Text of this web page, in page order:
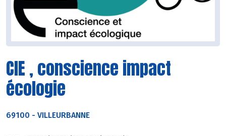
CIE , conscience impact
écologie
69100 - VILLEURBANNE